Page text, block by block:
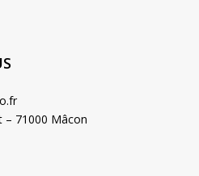
– 71000 Mâcon